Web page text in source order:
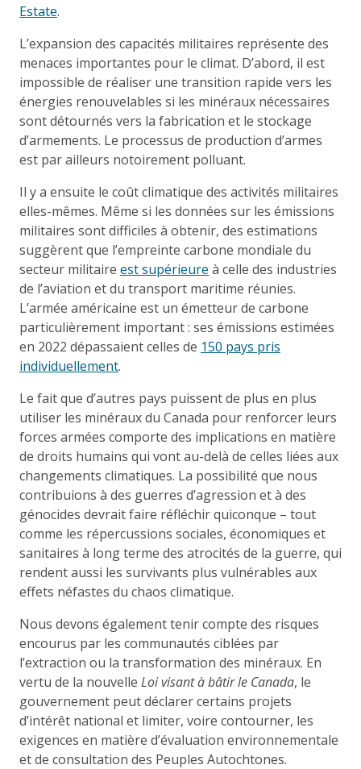
Estate.
L’expansion des capacités militaires représente des
menaces importantes pour le climat. D’abord, il est
impossible de réaliser une transition rapide vers les
énergies renouvelables si les minéraux nécessaires
sont détournés vers la fabrication et le stockage
d’armements. Le processus de production d’armes
est par ailleurs notoirement polluant.
Il y a ensuite le coût climatique des activités militaires
elles-mêmes. Même si les données sur les émissions
militaires sont difficiles à obtenir, des estimations
suggèrent que l’empreinte carbone mondiale du
secteur militaire est supérieure à celle des industries
de l’aviation et du transport maritime réunies.
L’armée américaine est un émetteur de carbone
particulièrement important : ses émissions estimées
en 2022 dépassaient celles de 150 pays pris
individuellement.
Le fait que d’autres pays puissent de plus en plus
utiliser les minéraux du Canada pour renforcer leurs
forces armées comporte des implications en matière
de droits humains qui vont au-delà de celles liées aux
changements climatiques. La possibilité que nous
contribuions à des guerres d’agression et à des
génocides devrait faire réfléchir quiconque – tout
comme les répercussions sociales, économiques et
sanitaires à long terme des atrocités de la guerre, qui
rendent aussi les survivants plus vulnérables aux
effets néfastes du chaos climatique.
Nous devons également tenir compte des risques
encourus par les communautés ciblées par
l’extraction ou la transformation des minéraux. En
vertu de la nouvelle Loi visant à bâtir le Canada, le
gouvernement peut déclarer certains projets
d’intérêt national et limiter, voire contourner, les
exigences en matière d’évaluation environnementale
et de consultation des Peuples Autochtones.